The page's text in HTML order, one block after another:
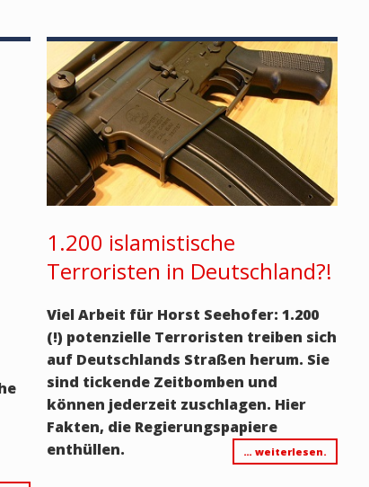
1.200 islamistische
Terroristen in Deutschland?!
Viel Arbeit für Horst Seehofer: 1.200
(!) potenzielle Terroristen treiben sich
auf Deutschlands Straßen herum. Sie
sind tickende Zeitbomben und
können jederzeit zuschlagen. Hier
Fakten, die Regierungspapiere
enthüllen.
… weiterlesen.